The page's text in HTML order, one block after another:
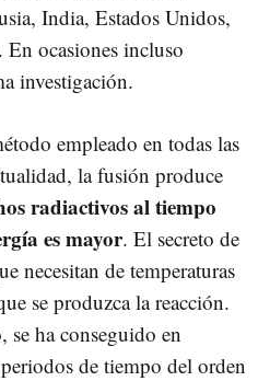
India, Estados Unidos,
ocasiones incluso
investigación.
empleado en todas las
la fusión produce
radiactivos al tiempo
es mayor. El secreto de
necesitan de temperaturas
se produzca la reacción.
ha conseguido en
de tiempo del orden